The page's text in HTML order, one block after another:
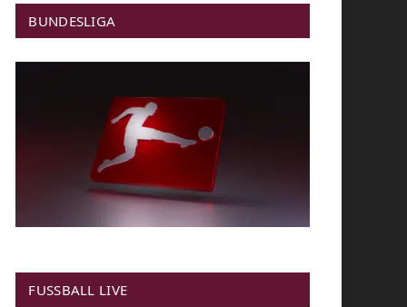
BUNDESLIGA
FUSSBALL LIVE